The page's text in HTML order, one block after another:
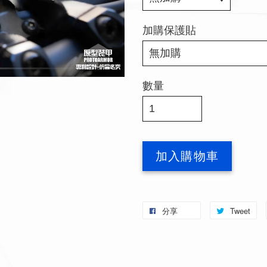
加購保護貼
數量
加入購物車
分享 Tweet